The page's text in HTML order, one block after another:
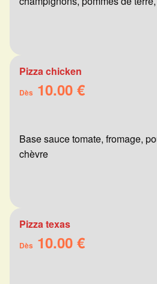
Pizza chicken
Dès 10.00 €
Base sauce tomate, fromage,
chèvre
Pizza texas
Dès 10.00 €